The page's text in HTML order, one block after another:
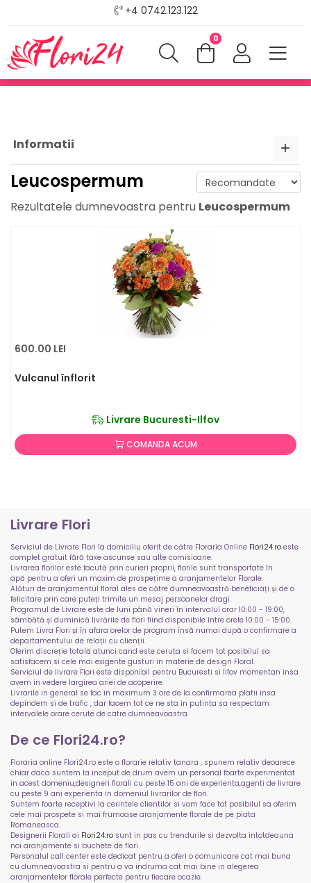
+4 0742.123.122
0
Informatii
Leucospermum
Rezultatele dumnevoastra pentru Leucospermum
600.00 LEI
Vulcanul înflorit
Livrare Bucuresti-Ilfov
COMANDA ACUM
Livrare Flori
Serviciul de Livrare Flori la domiciliu oferit de către Floraria Online Flori24.ro este
complet gratuit fără taxe ascunse sau alte comisioane.
Livrarea florilor este facută prin curieri proprii, florile sunt transportate în
apă pentru a oferi un maxim de prospețime a aranjamentelor Florale.
Alături de aranjamentul floral ales de către dumneavoastră beneficiați și de o
felicitare prin care puteți trimite un mesaj persoanelor dragi.
Programul de Livrare este de luni până vineri în intervalul orar 10:00 - 19:00,
sâmbătă și duminică livrările de flori fiind disponibile între orele 10:00 - 15:00.
Putem Livra Flori și în afara orelor de program însă numai după o confirmare a
departamentului de relații cu clienții.
Oferim discreție totală atunci cand este ceruta si facem tot posibilul sa
satisfacem si cele mai exigente gusturi in materie de design Floral.
Serviciul de livrare Flori este disponibil pentru Bucuresti si Ilfov momentan insa
avem in vedere largirea ariei de acoperire.
Livrarile in general se fac in maximum 3 ore de la confirmarea platii insa
depindem si de trafic , dar facem tot ce ne sta in putinta sa respectam
intervalele orare cerute de catre dumneavoastra.
De ce Flori24.ro?
Floraria online Flori24.ro este o florarie relativ tanara , spunem relativ deoarece
chiar daca suntem la inceput de drum avem un personal foarte experimentat
in acest domeniu,designeri florali cu peste 15 ani de experienta,agenti de livrare
cu peste 9 ani experienta in domeniul livrarilor de flori.
Suntem foarte receptivi la cerintele clientilor si vom face tot posibilul sa oferim
cele mai prospete si mai frumoase aranjamente florale de pe piata
Romaneasca.
Designerii Florali ai Flori24.ro sunt in pas cu trendurile si dezvolta intotdeauna
noi aranjamente si buchete de flori.
Personalul call center este dedicat pentru a oferi o comunicare cat mai buna
cu dumneavoastra si pentru a va indruma cat mai bine in alegerea
aranjamentelor florale perfecte pentru fiecare ocazie.